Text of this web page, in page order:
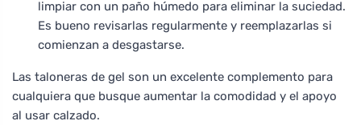
limpiar con un paño húmedo para eliminar la suciedad.
Es bueno revisarlas regularmente y reemplazarlas si
comienzan a desgastarse.
Las taloneras de gel son un excelente complemento para
cualquiera que busque aumentar la comodidad y el apoyo
al usar calzado.